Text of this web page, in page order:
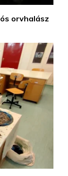
orvhalász